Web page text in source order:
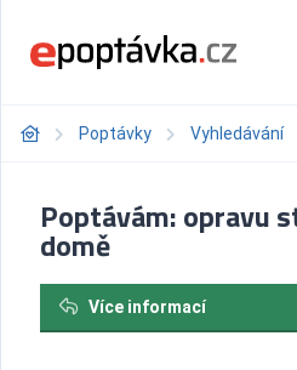
Poptávky Vyhledávání
Poptávám: opravu
domě
Více informací